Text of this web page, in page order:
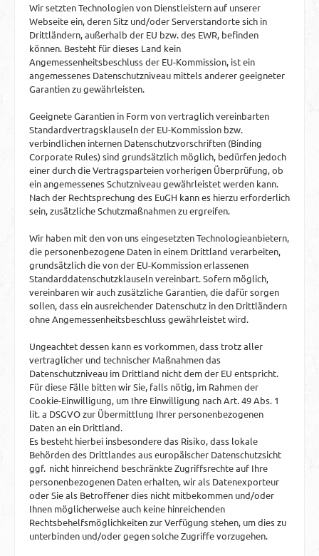
Wir setzten Technologien von Dienstleistern auf unserer
Webseite ein, deren Sitz und/oder Serverstandorte sich in
Drittländern, außerhalb der EU bzw. des EWR, befinden
können. Besteht für dieses Land kein
Angemessenheitsbeschluss der EU-Kommission, ist ein
angemessenes Datenschutzniveau mittels anderer geeigneter
Garantien zu gewährleisten.
Geeignete Garantien in Form von vertraglich vereinbarten
Standardvertragsklauseln der EU-Kommission bzw.
verbindlichen internen Datenschutzvorschriften (Binding
Corporate Rules) sind grundsätzlich möglich, bedürfen jedoch
einer durch die Vertragsparteien vorherigen Überprüfung, ob
ein angemessenes Schutzniveau gewährleistet werden kann.
Nach der Rechtsprechung des EuGH kann es hierzu erforderlich
sein, zusätzliche Schutzmaßnahmen zu ergreifen.
Wir haben mit den von uns eingesetzten Technologieanbietern,
die personenbezogene Daten in einem Drittland verarbeiten,
grundsätzlich die von der EU-Kommission erlassenen
Standarddatenschutzklauseln vereinbart. Sofern möglich,
vereinbaren wir auch zusätzliche Garantien, die dafür sorgen
sollen, dass ein ausreichender Datenschutz in den Drittländern
ohne Angemessenheitsbeschluss gewährleistet wird.
Ungeachtet dessen kann es vorkommen, dass trotz aller
vertraglicher und technischer Maßnahmen das
Datenschutzniveau im Drittland nicht dem der EU entspricht.
Für diese Fälle bitten wir Sie, falls nötig, im Rahmen der
Cookie-Einwilligung, um Ihre Einwilligung nach Art. 49 Abs. 1
lit. a DSGVO zur Übermittlung Ihrer personenbezogenen
Daten an ein Drittland.
Es besteht hierbei insbesondere das Risiko, dass lokale
Behörden des Drittlandes aus europäischer Datenschutzsicht
ggf. nicht hinreichend beschränkte Zugriffsrechte auf Ihre
personenbezogenen Daten erhalten, wir als Datenexporteur
oder Sie als Betroffener dies nicht mitbekommen und/oder
Ihnen möglicherweise auch keine hinreichenden
Rechtsbehelfsmöglichkeiten zur Verfügung stehen, um dies zu
unterbinden und/oder gegen solche Zugriffe vorzugehen.